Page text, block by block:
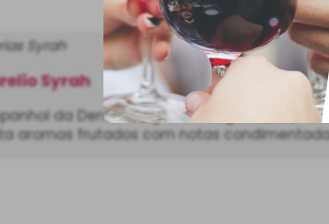
Syrah
Syrah
da Denominação de Origem (DO)
aromas frutados com notas